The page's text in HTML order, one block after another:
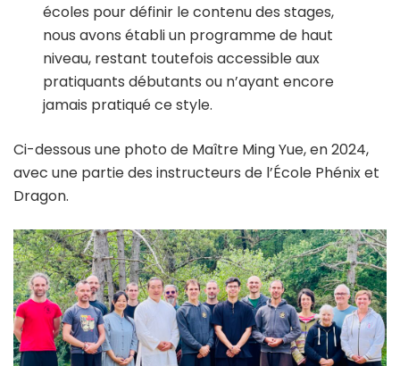
écoles pour définir le contenu des stages,
nous avons établi un programme de haut
niveau, restant toutefois accessible aux
pratiquants débutants ou n’ayant encore
jamais pratiqué ce style.
Ci-dessous une photo de Maître Ming Yue, en 2024,
avec une partie des instructeurs de l’École Phénix et
Dragon.